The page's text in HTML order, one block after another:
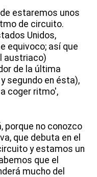
estaremos unos
de circuito.
Unidos,
equivoco; así que
austriaco)
de la última
segundo en ésta),
coger ritmo',
porque no conozco
que debuta en el
y estamos un
que el
mucho del